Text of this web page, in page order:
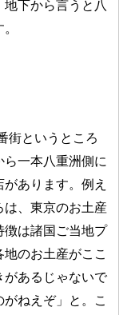
地下から言うと八
街というところ
一本八重洲側に
あります。例え
は、東京のお土産
徴は諸国ご当地プ
のお土産がここ
があるじゃないで
ねえぞ」と。こ